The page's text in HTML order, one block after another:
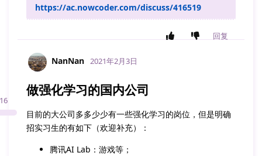
https://ac.nowcoder.com/discuss/416519
回复
NanNan
16
2021年2月3日
做强化学习的国内公司
目前的大公司多多少少有一些强化学习的岗位，但是明确
招实习生的有如下（欢迎补充）：
腾讯AI Lab：游戏等；